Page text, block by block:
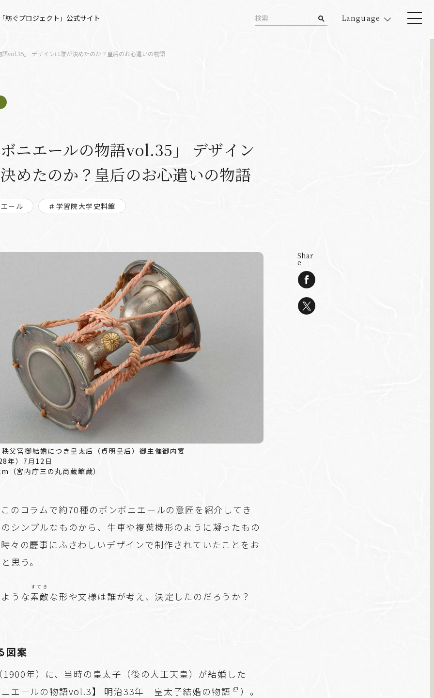
紡ぐプロジェクト」公式サイト Language
vol.35」 デザインは誰が決めたのか？皇后のお心遣いの物語
ニエールの物語vol.35」 デザイン
めたのか？皇后のお心遣いの物語
ール ＃学習院大学史料館
鼓形若松星文 秩父宮御結婚につき皇太后（貞明皇后）御主催御内宴
年）7月12日
宮内庁三の丸尚蔵館蔵）
のコラムで約70種のボンボニエールの意匠を紹介してき
シンプルなものから、牛車や複葉機形のように凝ったもの
々の慶事にふさわしいデザインで制作されていたことをお
思う。
うな素敵
すてき
な形や文様は誰が考え、決定したのだろうか？
図案
年）に、当時の皇太子（後の大正天皇）が結婚した
エールの物語vol.3】 明治33年 皇太子結婚の物語
）。
Shar
e